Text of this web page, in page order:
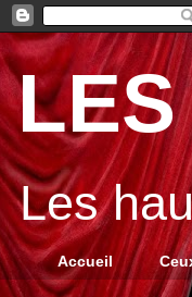
Les
Accueil